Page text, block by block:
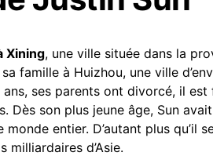
Xining, une ville située dans la
famille à Huizhou, une ville
ses parents ont divorcé, il
Dès son plus jeune âge, Sun
entier. D’autant plus qu’il
milliardaires d’Asie.